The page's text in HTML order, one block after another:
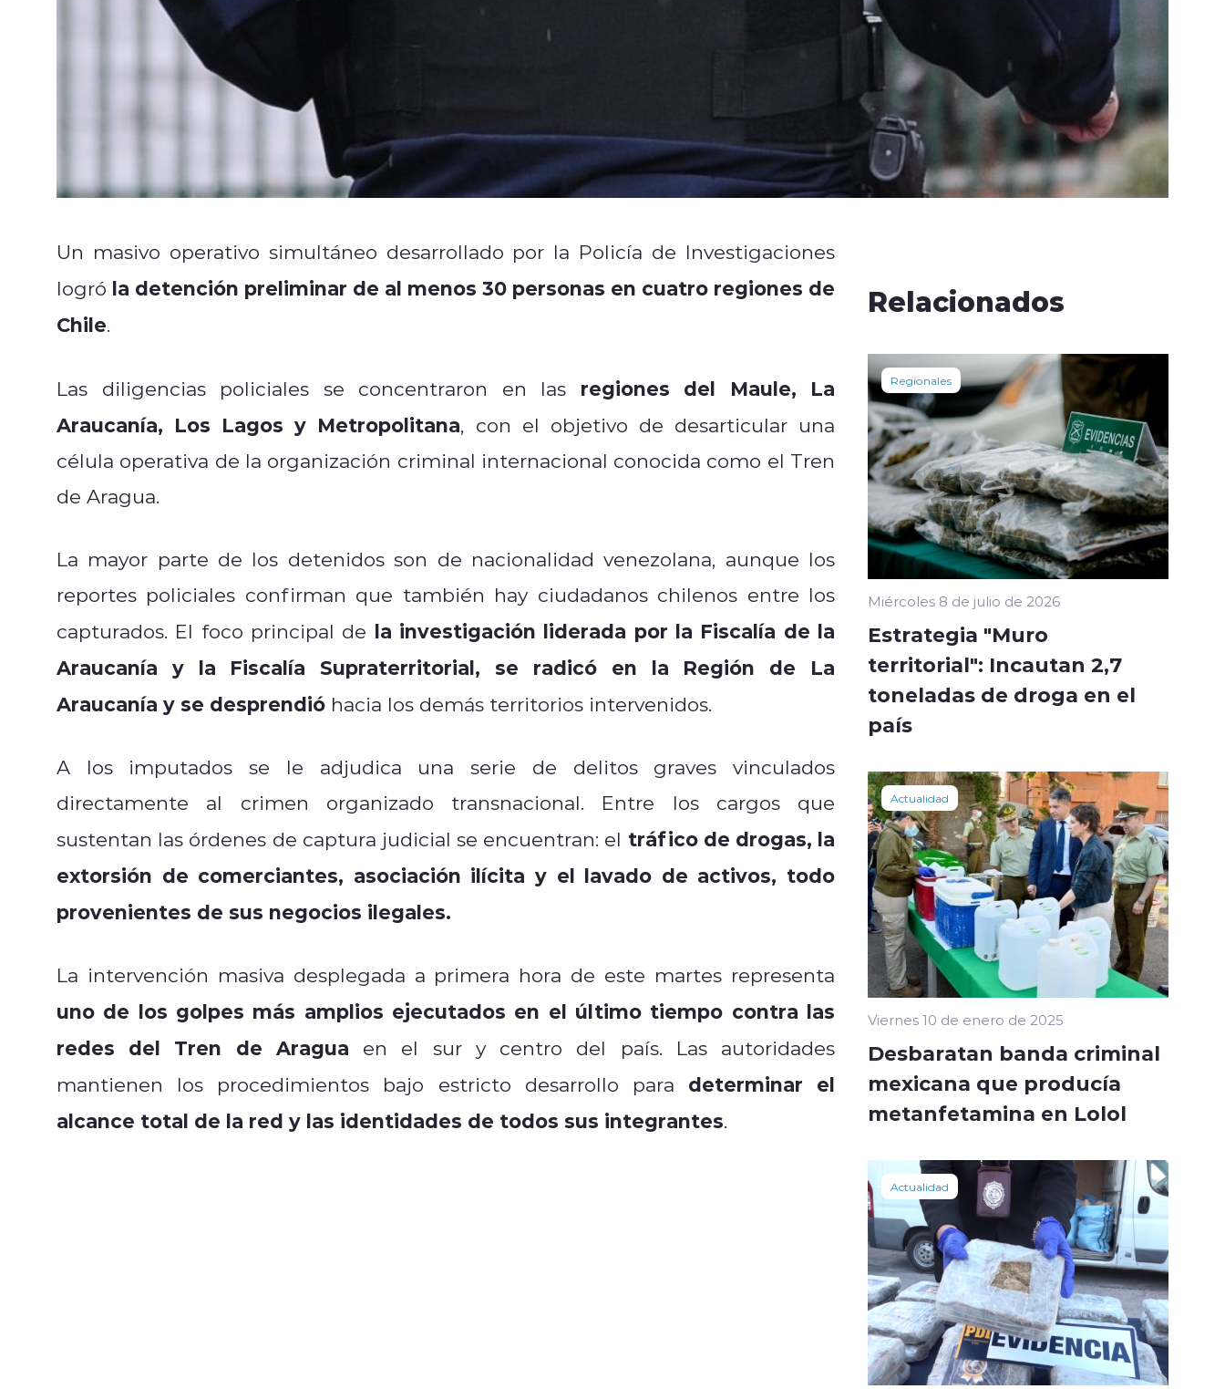
Un masivo operativo simultáneo desarrollado por la Policía de Investigaciones
logró la detención preliminar de al menos 30 personas en cuatro regiones de
Chile.
Las diligencias policiales se concentraron en las regiones del Maule, La
Araucanía, Los Lagos y Metropolitana, con el objetivo de desarticular una
célula operativa de la organización criminal internacional conocida como el Tren
de Aragua.
La mayor parte de los detenidos son de nacionalidad venezolana, aunque los
reportes policiales confirman que también hay ciudadanos chilenos entre los
capturados. El foco principal de la investigación liderada por la Fiscalía de la
Araucanía y la Fiscalía Supraterritorial, se radicó en la Región de La
Araucanía y se desprendió hacia los demás territorios intervenidos.
A los imputados se le adjudica una serie de delitos graves vinculados
directamente al crimen organizado transnacional. Entre los cargos que
sustentan las órdenes de captura judicial se encuentran: el tráfico de drogas, la
extorsión de comerciantes, asociación ilícita y el lavado de activos, todo
provenientes de sus negocios ilegales.
La intervención masiva desplegada a primera hora de este martes representa
uno de los golpes más amplios ejecutados en el último tiempo contra las
redes del Tren de Aragua en el sur y centro del país. Las autoridades
mantienen los procedimientos bajo estricto desarrollo para determinar el
alcance total de la red y las identidades de todos sus integrantes.
Relacionados
Regionales
Miércoles 8 de julio de 2026
Estrategia "Muro
territorial": Incautan 2,7
toneladas de droga en el
país
Actualidad
Viernes 10 de enero de 2025
Desbaratan banda criminal
mexicana que producía
metanfetamina en Lolol
Actualidad